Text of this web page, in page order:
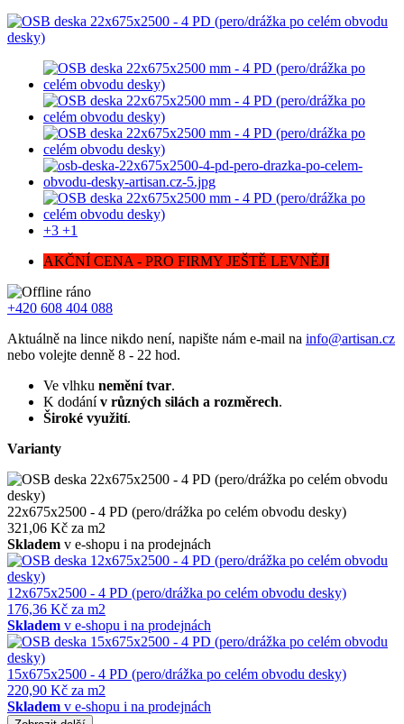
+3 +1
AKČNÍ CENA - PRO FIRMY JEŠTĚ LEVNĚJI
+420 608 404 088
Aktuálně na lince nikdo není, napište nám e-mail na info@artisan.cz
nebo volejte denně 8 - 22 hod.
Ve vlhku nemění tvar.
K dodánív různých silách a rozměrech.
Široké využití.
Varianty
22x675x2500 - 4 PD (pero/drážka po celém obvodu desky)
321,06 Kč za m2
Skladem v e-shopu i na prodejnách
12x675x2500 - 4 PD (pero/drážka po celém obvodu desky)
176,36 Kč za m2
Skladem v e-shopu i na prodejnách
15x675x2500 - 4 PD (pero/drážka po celém obvodu desky)
220,90 Kč za m2
Skladem v e-shopu i na prodejnách